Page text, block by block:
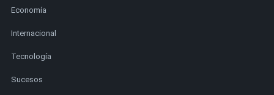
Economía
Internacional
Tecnología
Sucesos